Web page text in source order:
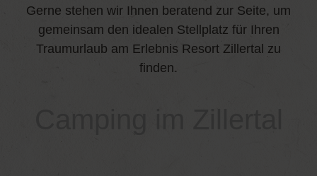
Gerne stehen wir Ihnen beratend zur Seite, um
gemeinsam den idealen Stellplatz für Ihren
Traumurlaub am Erlebnis Resort Zillertal zu
finden.